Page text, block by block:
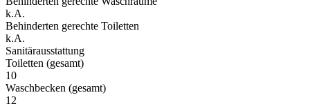
k.A.
Behinderten gerechte Toiletten
k.A.
Sanitärausstattung
Toiletten (gesamt)
10
Waschbecken (gesamt)
12